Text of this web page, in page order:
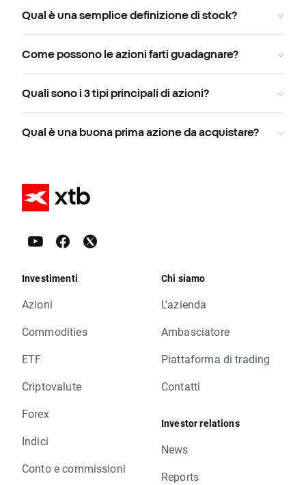
Qual è una semplice definizione di stock?
Come possono le azioni farti guadagnare?
Quali sono i 3 tipi principali di azioni?
Qual è una buona prima azione da acquistare?
Investimenti
Azioni
Commodities
ETF
Criptovalute
Forex
Indici
Conto e commissioni
Chi siamo
L'azienda
Ambasciatore
Piattaforma di trading
Contatti
Investor relations
News
Reports